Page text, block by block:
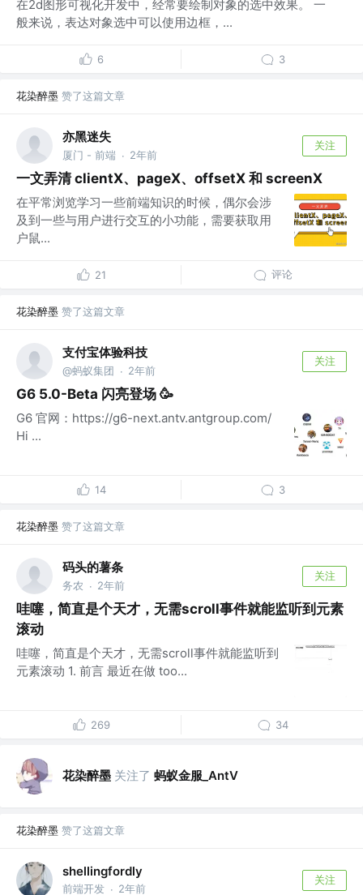
在2d图形可视化开发中，经常要绘制对象的选中效果。 一
般来说，表达对象选中可以使用边框，...
6 3
花染醉墨 赞了这篇文章
亦黑迷失
厦门 - 前端 · 2年前
关注
一文弄清 clientX、pageX、offsetX 和 screenX
在平常浏览学习一些前端知识的时候，偶尔会涉
及到一些与用户进行交互的小功能，需要获取用
户鼠...
21 评论
花染醉墨 赞了这篇文章
支付宝体验科技
@蚂蚁集团 · 2年前
关注
G6 5.0-Beta 闪亮登场 🥳
G6 官网：https://g6-next.antv.antgroup.com/
Hi ...
14 3
花染醉墨 赞了这篇文章
码头的薯条
务农 · 2年前
关注
哇噻，简直是个天才，无需scroll事件就能监听到元素
滚动
哇噻，简直是个天才，无需scroll事件就能监听到
元素滚动 1. 前言 最近在做 too...
269 34
花染醉墨 关注了 蚂蚁金服_AntV
花染醉墨 赞了这篇文章
shellingfordly
前端开发 · 2年前
关注